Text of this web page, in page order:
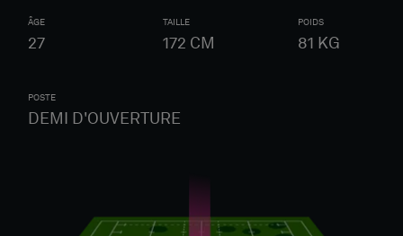
ÂGE
27
TAILLE
172 CM
POIDS
81 KG
POSTE
DEMI D'OUVERTURE